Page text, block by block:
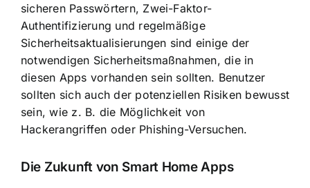
sicheren Passwörtern, Zwei-Faktor-
Authentifizierung und regelmäßige
Sicherheitsaktualisierungen sind einige der
notwendigen Sicherheitsmaßnahmen, die in
diesen Apps vorhanden sein sollten. Benutzer
sollten sich auch der potenziellen Risiken bewusst
sein, wie z. B. die Möglichkeit von
Hackerangriffen oder Phishing-Versuchen.
Die Zukunft von Smart Home Apps